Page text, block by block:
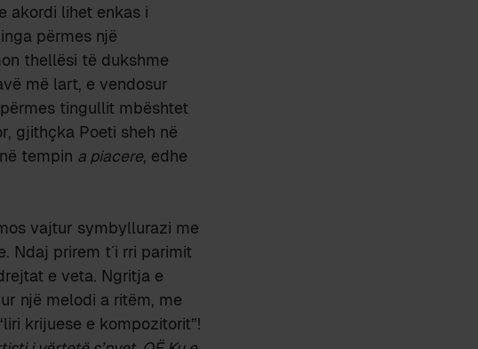
akordi lihet enkas i
përmes një
thellësi të dukshme
më lart, e vendosur
tingullit mbështet
gjithçka Poeti sheh në
tempin a piacere, edhe
vajtur symbyllurazi me
Ndaj prirem t´i rri parimit
e veta. Ngritja e
një melodi a ritëm, me
krijuese e kompozitorit”!